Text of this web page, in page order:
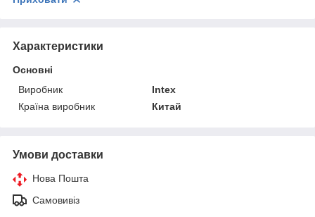
Характеристики
Основні
Виробник
Intex
Країна виробник
Китай
Умови доставки
Нова Пошта
Самовивіз